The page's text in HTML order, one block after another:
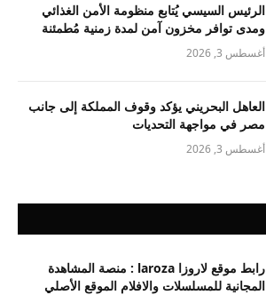
الرئيس السيسي يُتابع منظومة الأمن الغذائي
ومدى توافر مخزون آمن لمدة زمنية مُطمئنة
أغسطس 3, 2026
العاهل البحريني يؤكد وقوف المملكة إلى جانب
مصر في مواجهة التحديات
أغسطس 3, 2026
رابط موقع لاروزا laroza : منصة المشاهدة
المجانية للمسلسلات والافلام الموقع الأصلي